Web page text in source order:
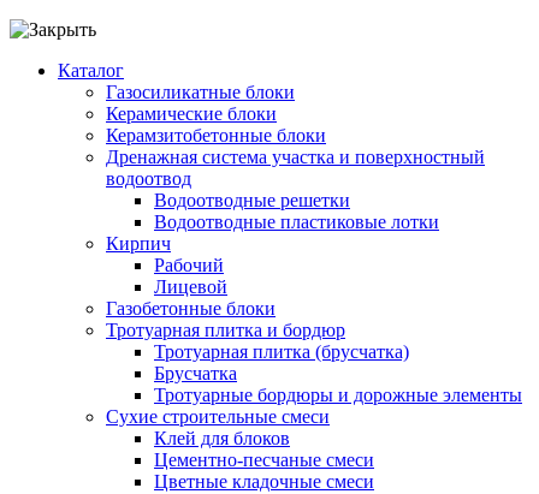
Каталог
Газосиликатные блоки
Керамические блоки
Керамзитобетонные блоки
Дренажная система участка и поверхностный
водоотвод
Водоотводные решетки
Водоотводные пластиковые лотки
Кирпич
Рабочий
Лицевой
Газобетонные блоки
Тротуарная плитка и бордюр
Тротуарная плитка (брусчатка)
Брусчатка
Тротуарные бордюры и дорожные элементы
Сухие строительные смеси
Клей для блоков
Цементно-песчаные смеси
Цветные кладочные смеси